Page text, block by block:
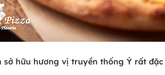
sở hữu hương vị truyền thống Ý rất